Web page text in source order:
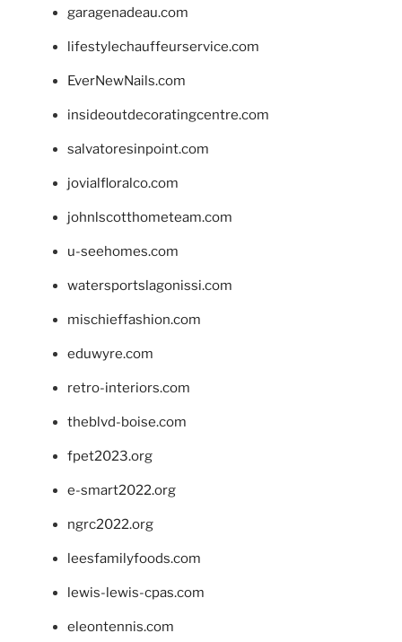
garagenadeau.com
lifestylechauffeurservice.com
EverNewNails.com
insideoutdecoratingcentre.com
salvatoresinpoint.com
jovialfloralco.com
johnlscotthometeam.com
u-seehomes.com
watersportslagonissi.com
mischieffashion.com
eduwyre.com
retro-interiors.com
theblvd-boise.com
fpet2023.org
e-smart2022.org
ngrc2022.org
leesfamilyfoods.com
lewis-lewis-cpas.com
eleontennis.com